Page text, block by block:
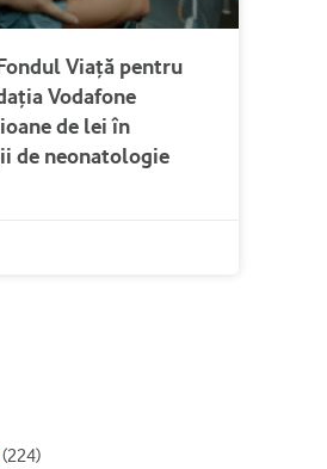
Viață pentru
Vodafone
de lei în
de neonatologie